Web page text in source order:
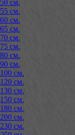
50 см.
55 см.
60 см.
65 см.
70 см.
75 см.
80 см.
90 см.
100 см.
120 см.
130 см.
150 см.
180 см.
200 см.
230 см.